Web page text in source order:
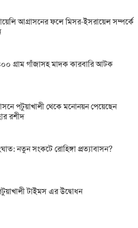
আগ্রাসনের ফলে মিসর-ইসরায়েল সম্পর্কে
৪০০ গ্রাম গাঁজাসহ মাদক কারবারি আটক
পটুয়াখালী থেকে মনোনয়ন পেয়েছেন
রশীদ
নতুন সংকটে রোহিঙ্গা প্রত্যাবাসন?
টাইমস এর উদ্বোধন